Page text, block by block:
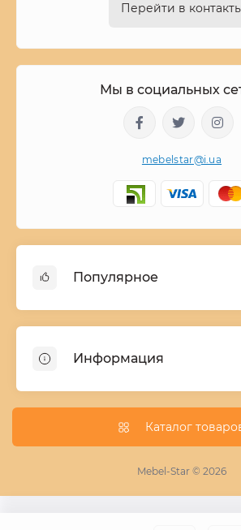
Перейти в
Мы в социальных
mebelstar@i.ua
Популярное
Шкафы купе ширина 90-210 cм
Комоды из дерева
Кухни
Информация
Условия поставки мебели
Фотопечать для шкафа купе
Замер кухонь
Каталог
Mebel-Star © 2026